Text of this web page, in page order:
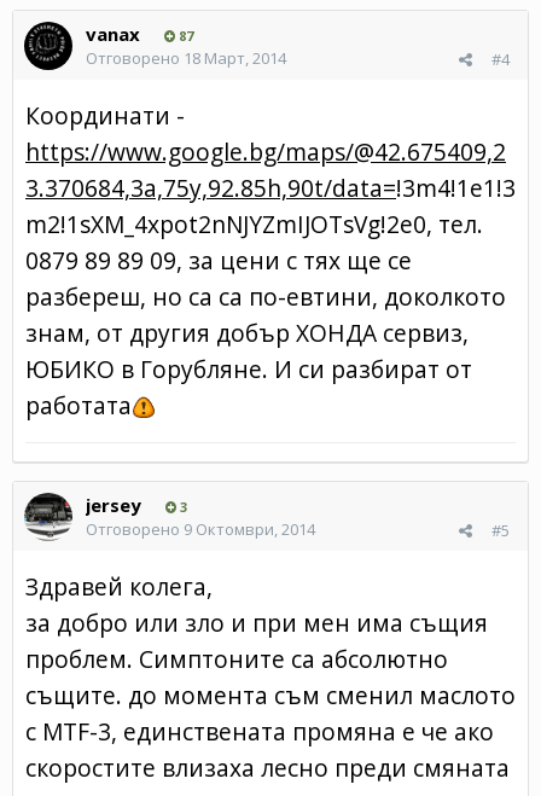
vanax 87
#4
Отговорено 18 Март, 2014
Координати -
https://www.google.bg/maps/@42.675409,2
3.370684,3a,75y,92.85h,90t/data=!3m4!1e1!3
m2!1sXM_4xpot2nNJYZmIJOTsVg!2e0, тел.
0879 89 89 09, за цени с тях ще се
разбереш, но са са по-евтини, доколкото
знам, от другия добър ХОНДА сервиз,
ЮБИКО в Горубляне. И си разбират от
работата
jersey 3
#5
Отговорено 9 Октомври, 2014
Здравей колега,
за добро или зло и при мен има същия
проблем. Симптоните са абсолютно
същите. до момента съм сменил маслото
с MTF-3, единствената промяна е че ако
скоростите влизаха лесно преди смяната